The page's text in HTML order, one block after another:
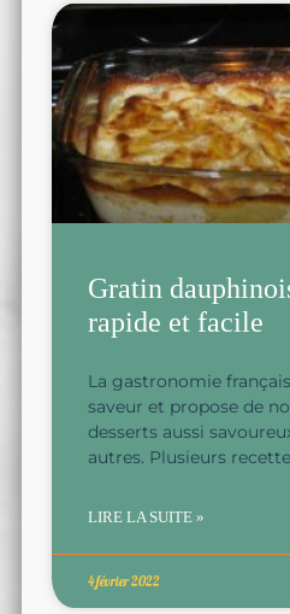
Gratin
rapide et facile
La gastronomie
saveur et propose de
desserts aussi
autres. Plusieurs
LIRE LA SUITE »
4 février 2022